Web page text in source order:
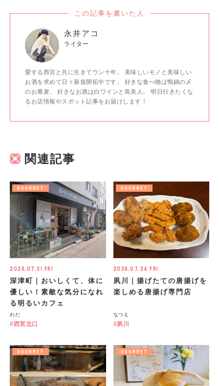
この記事を書いた人
永井アコ
ライター
愛する西宮と共に生きてウン十年。 美味しいモノと美味しい
お酒を求めて日々新規開拓中です。 好きな食べ物は鴨鍋の〆
のお蕎麦、 好きなお酒は白ワインと島美人。 明日行きたくな
るお店情報やスポット記事をお届けします！
関連記事
GOURMET
2026.07.31 Fri
深津町｜おいしくて、体に
優しい！素敵な気分になれ
る明るいカフェ
わだ
西宮北口
GOURMET
2026.07.24 Fri
夙川｜揚げたての唐揚げを
楽しめる唐揚げ専門店
なつえ
夙川
GOURMET GOURMET